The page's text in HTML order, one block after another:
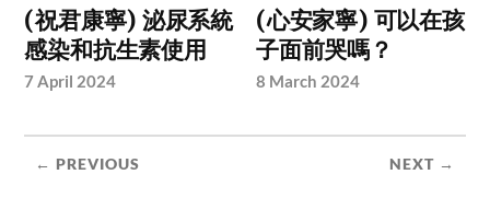
(祝君康寧) 泌尿系統
感染和抗生素使用
7 April 2024
(心安家寧) 可以在孩
子面前哭嗎？
8 March 2024
← PREVIOUS NEXT →